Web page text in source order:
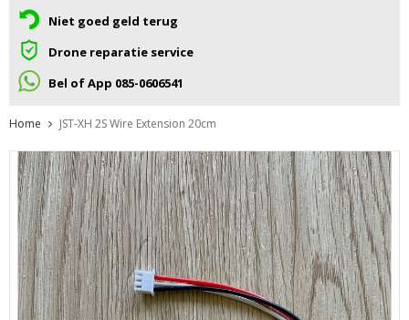
Niet goed geld terug
Drone reparatie service
Bel of App 085-0606541
Home JST-XH 2S Wire Extension 20cm